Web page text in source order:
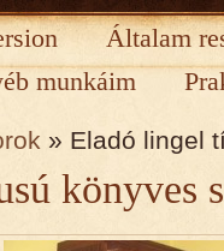
Általam
munkáim
» Eladó lingel
könyves